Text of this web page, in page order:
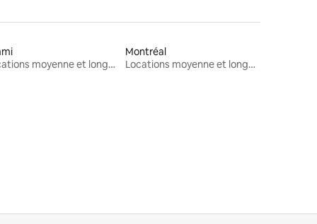
Locations moyenne et longue durée
Montréal
Locations moyenne et longue durée